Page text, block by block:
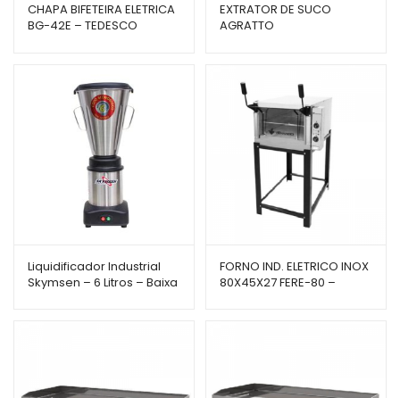
CHAPA BIFETEIRA ELETRICA
BG-42E – TEDESCO
EXTRATOR DE SUCO
AGRATTO
Liquidificador Industrial
Skymsen – 6 Litros – Baixa
FORNO IND. ELETRICO INOX
80X45X27 FERE-80 –